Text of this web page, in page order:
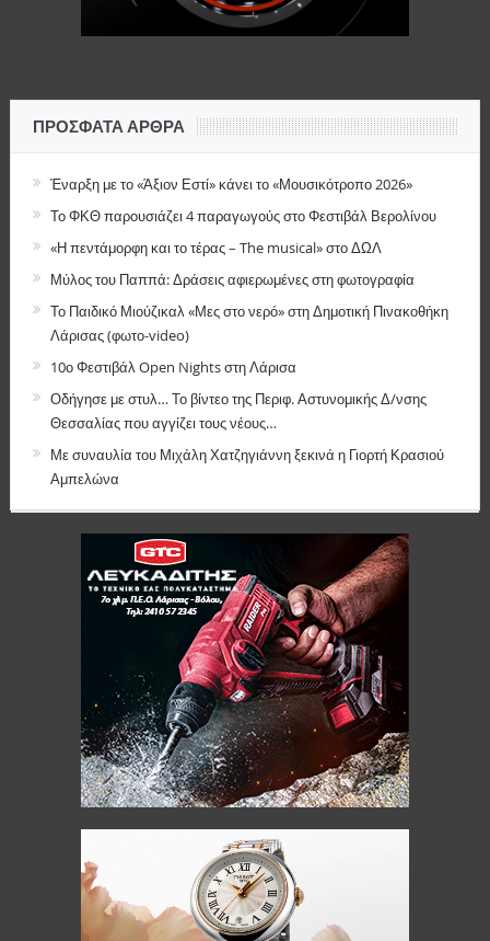
ΠΡΌΣΦΑΤΑ ΆΡΘΡΑ
Έναρξη με το «Άξιον Εστί» κάνει το «Μουσικότροπο 2026»
Το ΦΚΘ παρουσιάζει 4 παραγωγούς στο Φεστιβάλ Βερολίνου
«Η πεντάμορφη και το τέρας – The musical» στο ΔΩΛ
Μύλος του Παππά: Δράσεις αφιερωμένες στη φωτογραφία
Το Παιδικό Μιούζικαλ «Μες στο νερό» στη Δημοτική Πινακοθήκη
Λάρισας (φωτο-video)
10ο Φεστιβάλ Open Nights στη Λάρισα
Οδήγησε με στυλ… Το βίντεο της Περιφ. Αστυνομικής Δ/νσης
Θεσσαλίας που αγγίζει τους νέους…
Με συναυλία του Μιχάλη Χατζηγιάννη ξεκινά η Γιορτή Κρασιού
Αμπελώνα